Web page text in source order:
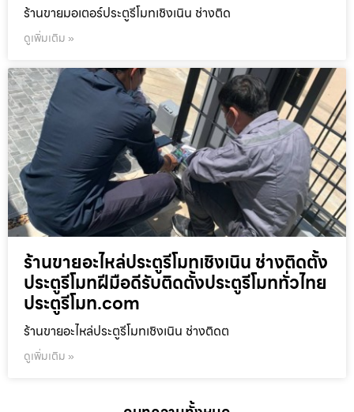
ร้านขายมอเตอร์ประตูรีโมทเชิงเนิน ช่างติด
ดูเพิ่มเติม »
ร้านขายอะไหล่ประตูรีโมทเชิงเนิน ช่างติดตั้ง
ประตูรีโมทฝีมือดีรับติดตั้งประตูรีโมททั่วไทย
ประตูรีโมท.com
ร้านขายอะไหล่ประตูรีโมทเชิงเนิน ช่างติดต
ดูเพิ่มเติม »